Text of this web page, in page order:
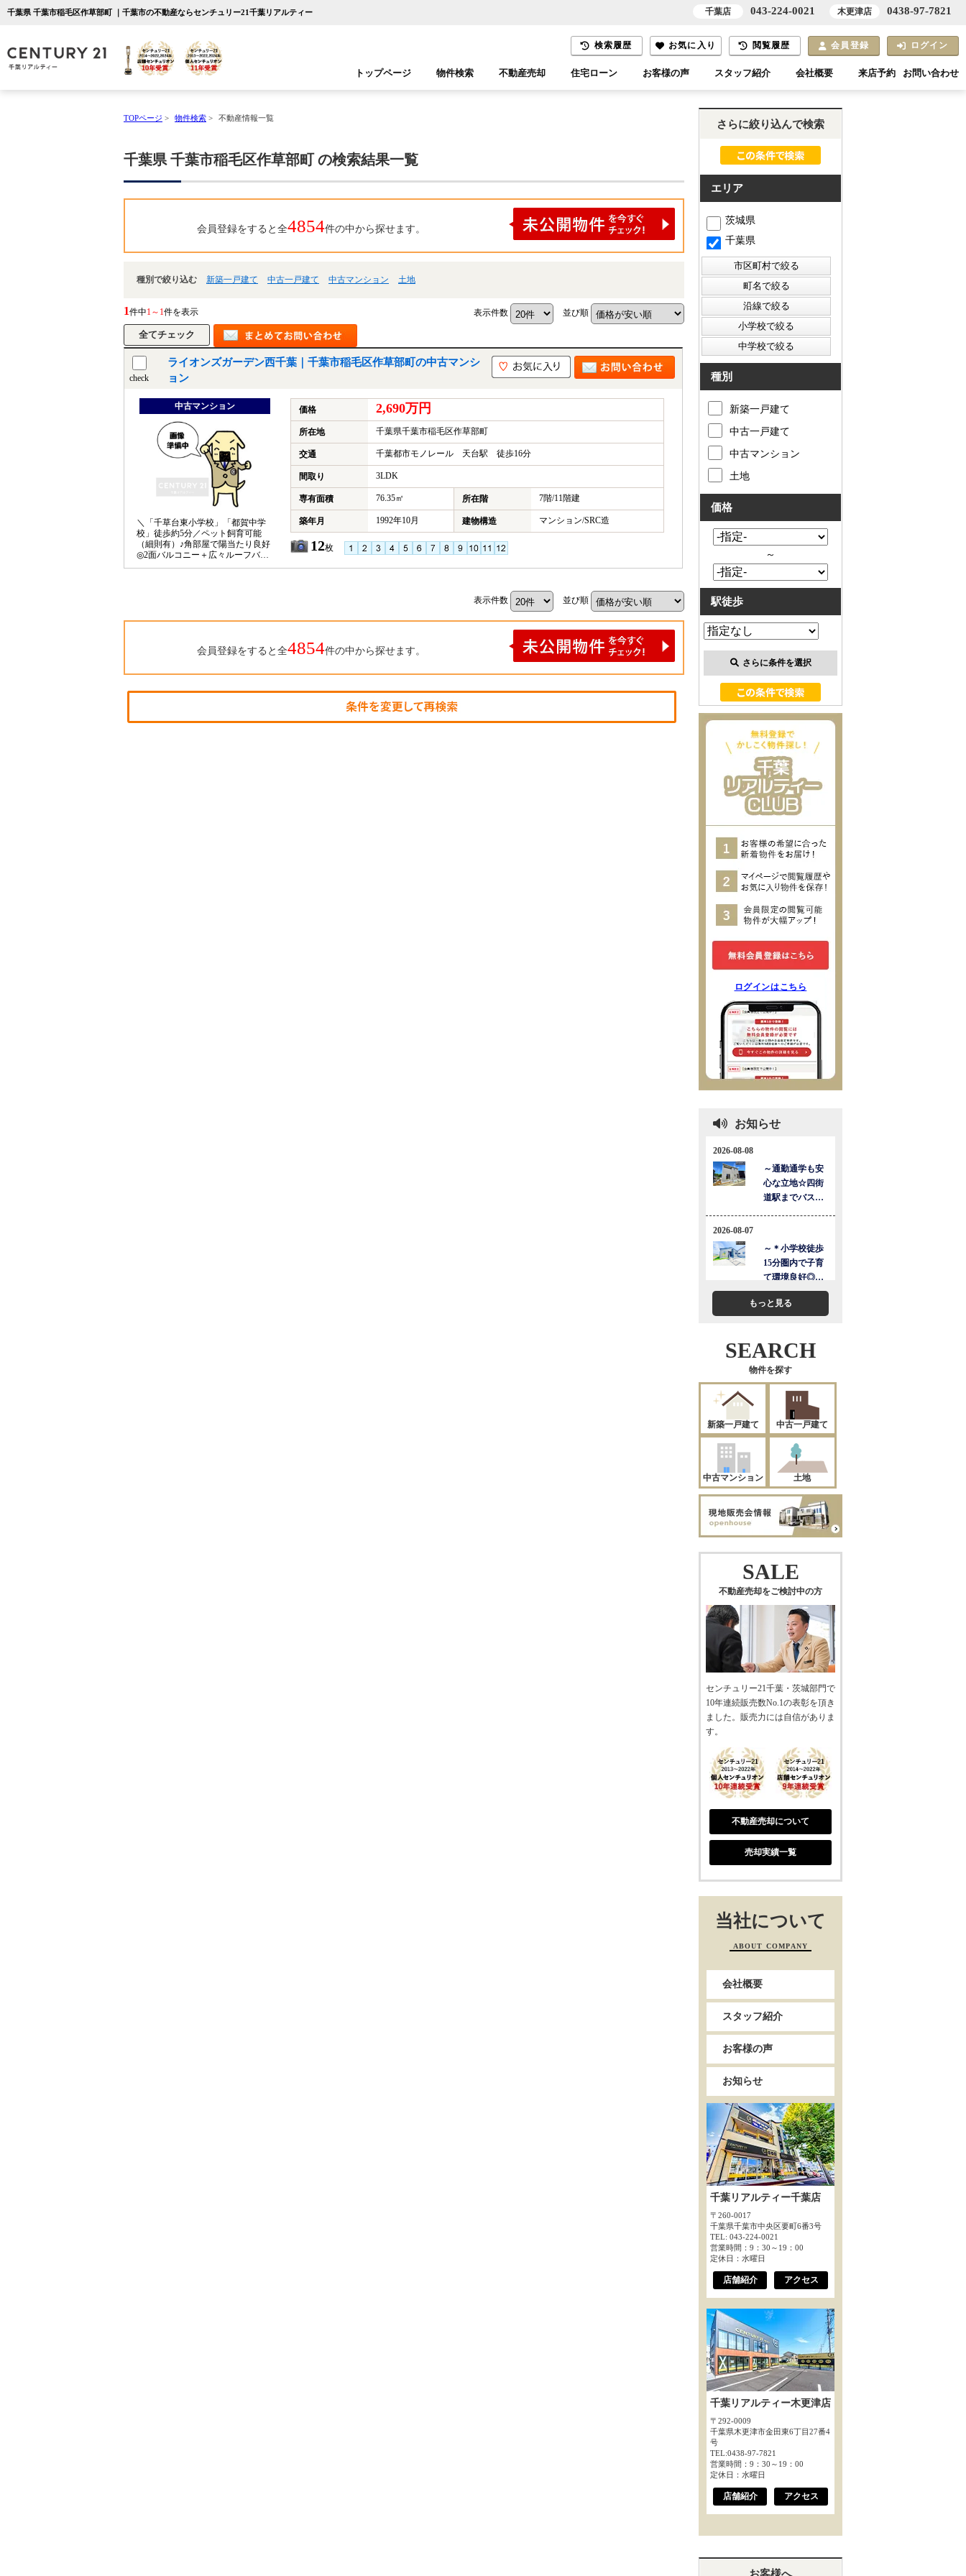
千葉県 千葉市稲毛区作草部町 ｜千葉市の不動産ならセンチュリー21千葉リアルティー
検索履歴 お気に入り 閲覧履歴 会員登録 ログイン
トップページ 物件検索 不動産売却 住宅ローン お客様の声 スタッフ紹介 会社概要 来店予約 お問い合わせ
TOPページ > 物件検索 > 不動産情報一覧
千葉県 千葉市稲毛区作草部町 の検索結果一覧
会員登録をすると全4854件の中から探せます。
種別で絞り込む 新築一戸建て 中古一戸建て 中古マンション 土地
1件中1～1件を表示 表示件数 並び順
check
ライオンズガーデン西千葉｜千葉市稲毛区作草部町の中古マンシ
ョン
中古マンション
＼「千草台東小学校」「都賀中学
校」徒歩約5分／ペット飼育可能
（細則有）♪角部屋で陽当たり良好
◎2面バルコニー＋広々ルーフバル
コニー付き（使用料 月880円）
価格 2,690万円
所在地 千葉県千葉市稲毛区作草部町
交通 千葉都市モノレール 天台駅 徒歩16分
間取り 3LDK
専有面積 76.35㎡ 所在階 7階/11階建
築年月 1992年10月 建物構造 マンション/SRC造
12枚
表示件数 並び順
会員登録をすると全4854件の中から探せます。
さらに絞り込んで検索
エリア
茨城県
千葉県
種別
新築一戸建て
中古一戸建て
中古マンション
土地
価格
～
駅徒歩
さらに条件を選択
ログインはこちら
お知らせ
もっと見る
SEARCH
物件を探す
新築一戸建て 中古一戸建て
中古マンション 土地
SALE
不動産売却をご検討中の方
センチュリー21千葉・茨城部門で
10年連続販売数No.1の表彰を頂き
ました。販売力には自信がありま
す。
不動産売却について
売却実績一覧
当社について
ABOUT COMPANY
会社概要
スタッフ紹介
お客様の声
お知らせ
千葉リアルティー千葉店
〒260-0017
千葉県千葉市中央区要町6番3号
TEL: 043-224-0021
営業時間：9：30～19：00
定休日：水曜日
店舗紹介 アクセス
千葉リアルティー木更津店
〒292-0009
千葉県木更津市金田東6丁目27番4
号
TEL:0438-97-7821
営業時間：9：30～19：00
定休日：水曜日
店舗紹介 アクセス
千葉店 043-224-0021 木更津店 0438-97-7821